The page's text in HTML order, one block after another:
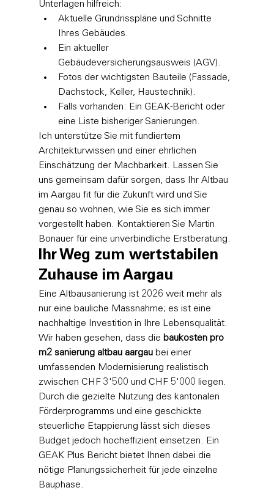
Unterlagen hilfreich:
Aktuelle Grundrisspläne und Schnitte
Ihres Gebäudes.
Ein aktueller
Gebäudeversicherungsausweis (AGV).
Fotos der wichtigsten Bauteile (Fassade,
Dachstock, Keller, Haustechnik).
Falls vorhanden: Ein GEAK-Bericht oder
eine Liste bisheriger Sanierungen.
Ich unterstütze Sie mit fundiertem
Architekturwissen und einer ehrlichen
Einschätzung der Machbarkeit. Lassen Sie
uns gemeinsam dafür sorgen, dass Ihr Altbau
im Aargau fit für die Zukunft wird und Sie
genau so wohnen, wie Sie es sich immer
vorgestellt haben. Kontaktieren Sie Martin
Bonauer für eine unverbindliche Erstberatung.
Ihr Weg zum wertstabilen
Zuhause im Aargau
Eine Altbausanierung ist 2026 weit mehr als
nur eine bauliche Massnahme; es ist eine
nachhaltige Investition in Ihre Lebensqualität.
Wir haben gesehen, dass die baukosten pro
m2 sanierung altbau aargau bei einer
umfassenden Modernisierung realistisch
zwischen CHF 3'500 und CHF 5'000 liegen.
Durch die gezielte Nutzung des kantonalen
Förderprogramms und eine geschickte
steuerliche Etappierung lässt sich dieses
Budget jedoch hocheffizient einsetzen. Ein
GEAK Plus Bericht bietet Ihnen dabei die
nötige Planungssicherheit für jede einzelne
Bauphase.